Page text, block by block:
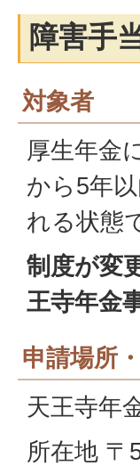
障害手
対象者
厚生年金
から5年
れる状態
制度が変
王寺年金
申請場所
天王寺年
所在地 〒